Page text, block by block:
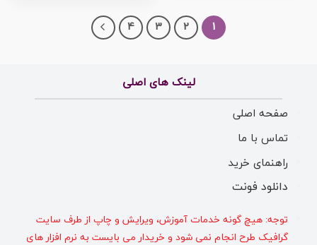
1
2
3
4
لینک های اصلی
صفحه اصلی
تماس با ما
راهنمای خرید
دانلود فونت
توجه: هیچ گونه خدمات آموزش، ویرایش و چاپ از طرف سایت
گرافیک طرح انجام نمی شود و خریدار می بایست به نرم افزار های